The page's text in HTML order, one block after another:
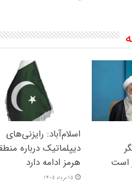
است
اسلام‌آباد: رایزنی‌های
دیپلماتیک درباره
هرمز ادامه دارد
15 مرداد 1405